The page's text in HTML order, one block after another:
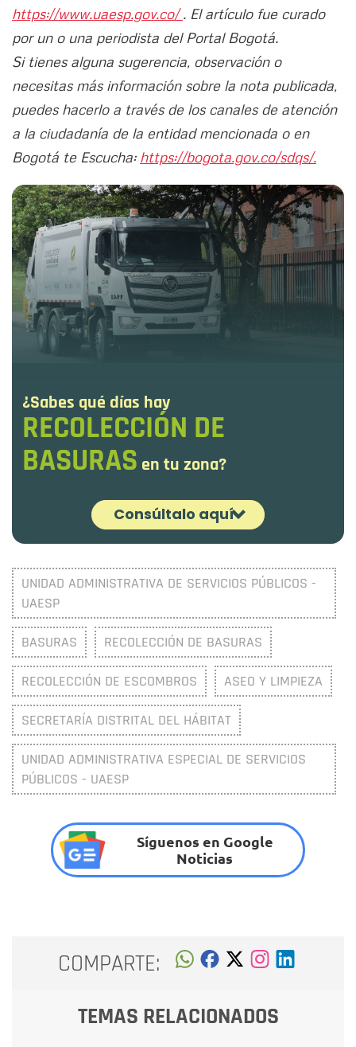
https://www.uaesp.gov.co/. El artículo fue curado
por un o una periodista del Portal Bogotá.
Si tienes alguna sugerencia, observación o
necesitas más información sobre la nota publicada,
puedes hacerlo a través de los canales de atención
a la ciudadanía de la entidad mencionada o en
Bogotá te Escucha: https://bogota.gov.co/sdqs/.
¿Sabes qué días hay
RECOLECCIÓN DE
BASURAS en tu zona?
Consúltalo aquí
'Esquema de recolección de basuras'
UNIDAD ADMINISTRATIVA DE SERVICIOS PÚBLICOS -
UAESP
BASURAS RECOLECCIÓN DE BASURAS
RECOLECCIÓN DE ESCOMBROS ASEO Y LIMPIEZA
SECRETARÍA DISTRITAL DEL HÁBITAT
UNIDAD ADMINISTRATIVA ESPECIAL DE SERVICIOS
PÚBLICOS - UAESP
Síguenos en Google
Noticias
COMPARTE:
TEMAS RELACIONADOS